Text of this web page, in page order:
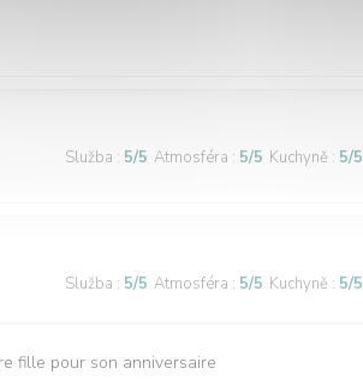
Služba : 5/5 Atmosféra : 5/5 Kuchyně : 5/5
Služba : 5/5 Atmosféra : 5/5 Kuchyně : 5/5
fille pour son anniversaire